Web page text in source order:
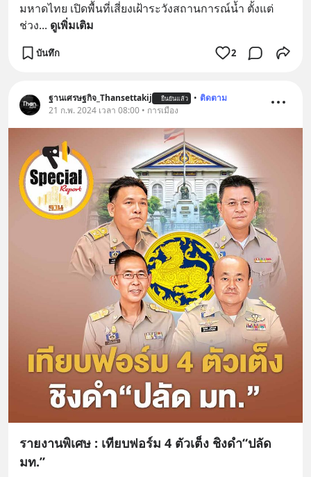
มหาดไทย เปิดพื้นที่เสี่ยงเฝ้าระวังสถานการณ์น้ำ ตั้งแต่
ช่วง... ดูเพิ่มเติม
บันทึก 2
ฐานเศรษฐกิจ_Thansettakij ยืนยันแล้ว • ติดตาม
21 ก.พ. 2024 เวลา 08:00 • การเมือง
รายงานพิเศษ : เทียบฟอร์ม 4 ตัวเต็ง ชิงดำ“ปลัด
มท.”